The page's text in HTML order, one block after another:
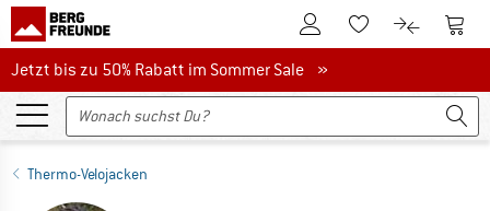
Zum KundenkontoZum Merkzettel.
Zum Zum
Jetzt bis zu 50% Rabatt im Sommer Sale
Jetzt bis zu 50% Rabatt im Sommer Sale »
Thermo-Velojacken